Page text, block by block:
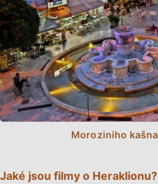
Jaké jsou filmy o Heraklionu?